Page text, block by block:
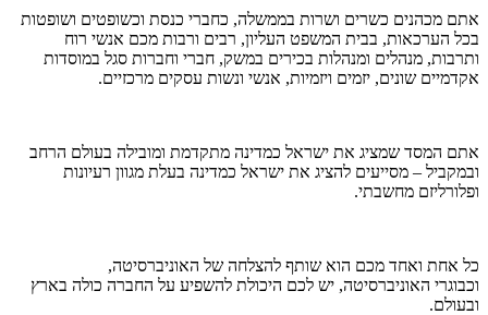
אתם מכהנים כשרים ושרות בממשלה, כחברי כנסת וכשופטים ושופטות
בכל הערכאות, בבית המשפט העליון, רבים ורבות מכם אנשי רוח
ותרבות, מנהלים ומנהלות בכירים במשק, חברי וחברות סגל במוסדות
אקדמיים שונים, יזמים ויזמיות, אנשי ונשות עסקים מרכזיים.
אתם המסד שמציג את ישראל כמדינה מתקדמת ומובילה בעולם הרחב
ובמקביל – מסייעים להציג את ישראל כמדינה בעלת מגוון רעיונות
ופלורליזם מחשבתי.
כל אחת ואחד מכם הוא שותף להצלחה של האוניברסיטה,
וכבוגרי האוניברסיטה, יש לכם היכולת להשפיע על החברה כולה בארץ
ובעולם.